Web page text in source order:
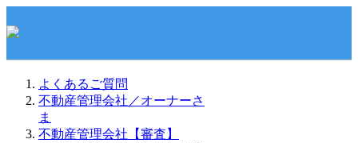
よくあるご質問
不動産管理会社／オーナーさ
ま
不動産管理会社【審査】